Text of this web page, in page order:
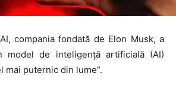
compania fondată de Elon Musk, a
model de inteligență artificială (AI)
mai puternic din lume”.